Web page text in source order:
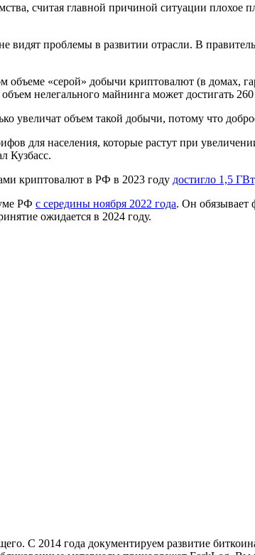
считая главной причиной ситуации плохое
видят проблемы в развитии отрасли. В
«серой» добычи криптовалют (в домах,
нелегального майнинга может достигать
объем такой добычи, потому что
для населения, которые растут при
Кузбасс.
криптовалют в РФ в 2023 году достигло 1,5 ГВт
РФ с середины ноября 2022 года. Он обязывает
ожидается в 2024 году.
С 2014 года документируем развитие